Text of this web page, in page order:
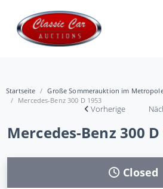
Startseite
Große Sommerauktion im
Mercedes-Benz 300 D 1953
Vorherige
Mercedes-Benz 300 D
Closed